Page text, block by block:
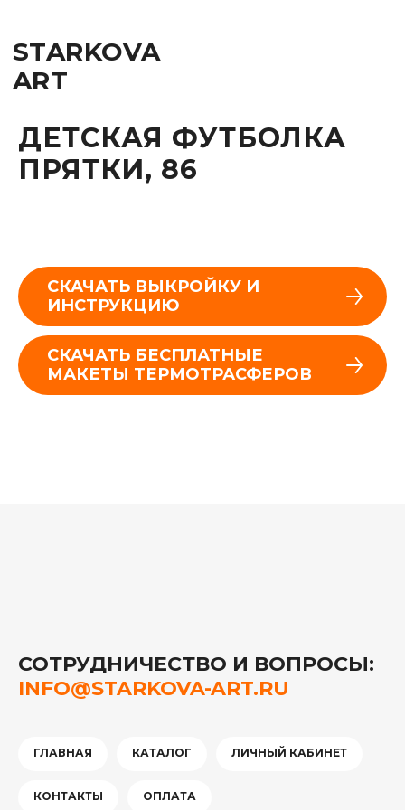
ART
ДЕТСКАЯ ФУТБОЛКА
ПРЯТКИ, 86
СКАЧАТЬ ВЫКРОЙКУ И
ИНСТРУКЦИЮ
СКАЧАТЬ БЕСПЛАТНЫЕ
МАКЕТЫ ТЕРМОТРАСФЕРОВ
СОТРУДНИЧЕСТВО И ВОПРОСЫ:
INFO@STARKOVA-ART.RU
ГЛАВНАЯ КАТАЛОГ ЛИЧНЫЙ КАБИНЕТ
КОНТАКТЫ ОПЛАТА